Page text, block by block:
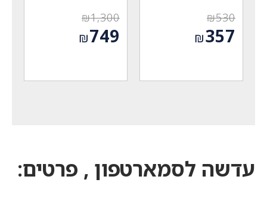
₪530
המחיר
המקורי₪357
הוא:
₪1,300
המחיר
המקורי ₪749
הוא:
עדשה לסמארטפון , פרטים: